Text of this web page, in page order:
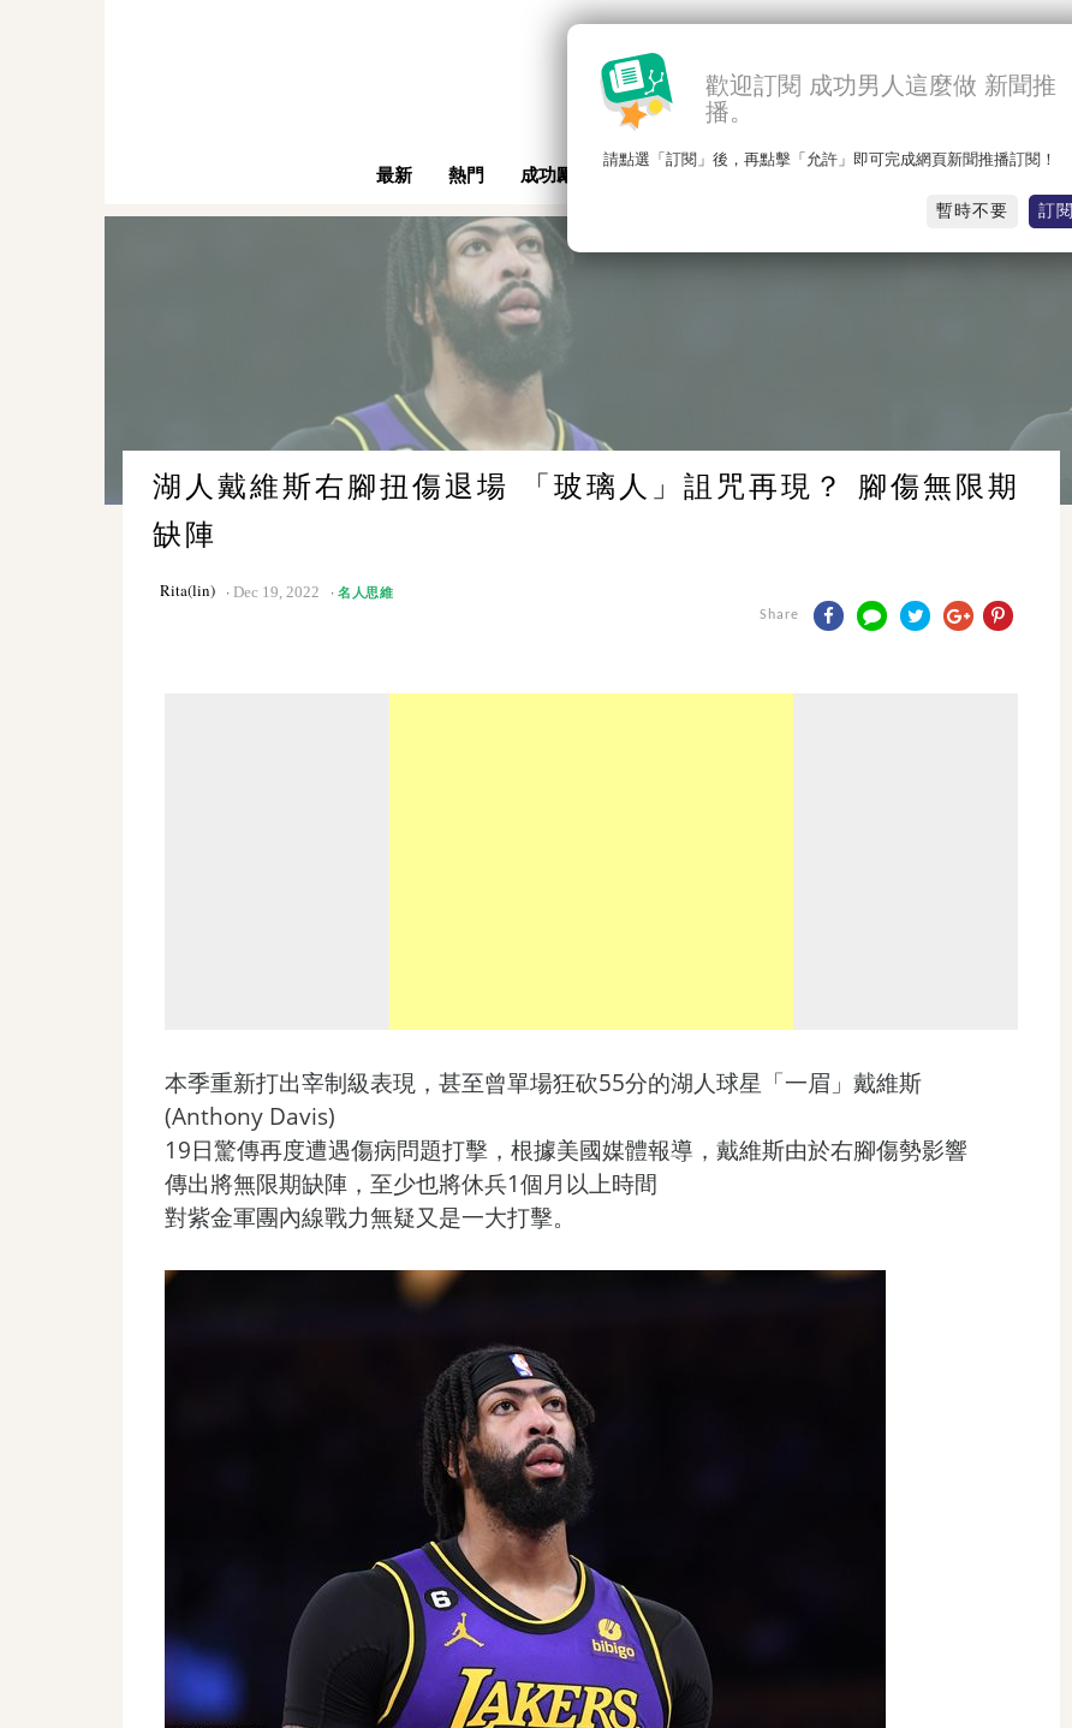
最新 熱門 成功勵志
歡迎訂閱 成功男人這麼做 新聞推
播。
請點選「訂閱」後，再點擊「允許」即可完成網頁新聞推播訂閱！
訂閱
暫時不要
湖人戴維斯右腳扭傷退場 「玻璃人」詛咒再現？ 腳傷無限期
缺陣
Rita(lin) Dec 19, 2022 名人思維
Share
本季重新打出宰制級表現，甚至曾單場狂砍55分的湖人球星「一眉」戴維斯
(Anthony Davis)
19日驚傳再度遭遇傷病問題打擊，根據美國媒體報導，戴維斯由於右腳傷勢影響
傳出將無限期缺陣，至少也將休兵1個月以上時間
對紫金軍團內線戰力無疑又是一大打擊。